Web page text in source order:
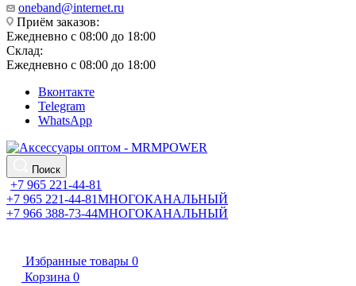
oneband@internet.ru
Приём заказов:
Ежедневно с 08:00 до 18:00
Склад:
Ежедневно с 08:00 до 18:00
Вконтакте
Telegram
WhatsApp
Поиск
+7 965 221-44-81
+7 965 221-44-81МНОГОКАНАЛЬНЫЙ
+7 966 388-73-44МНОГОКАНАЛЬНЫЙ
Избранные товары 0
Корзина 0